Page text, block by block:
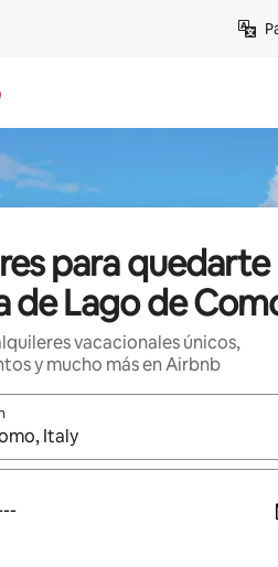
para quedarte
de Lago de
vacacionales únicos,
y mucho más en Airbnb
resultados estén disponibles,